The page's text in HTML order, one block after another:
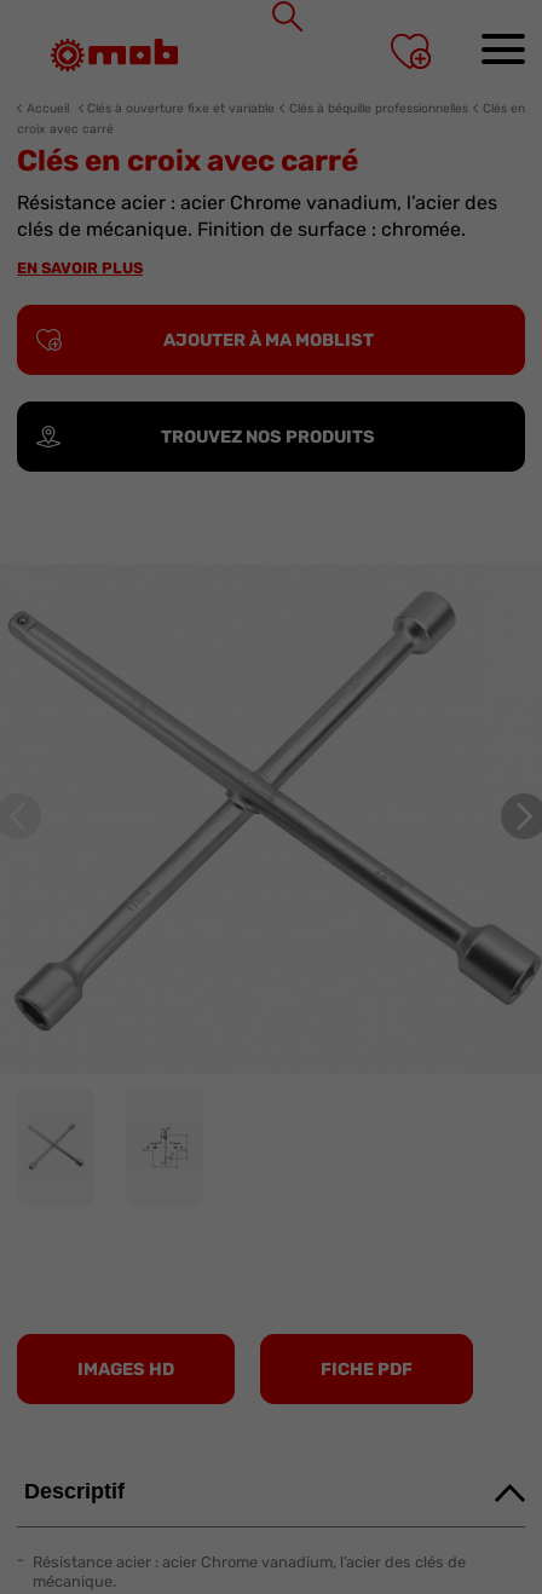
Accueil Clés à ouverture fixe et variable Clés à béquille professionnelles
Clés en
croix avec carré
Clés en croix avec carré
Résistance acier : acier Chrome vanadium, l’acier des
clés de mécanique. Finition de surface : chromée.
EN SAVOIR PLUS
AJOUTER À MA MOBLIST
TROUVEZ NOS PRODUITS
IMAGES HD FICHE PDF
Descriptif
Résistance acier : acier Chrome vanadium, l’acier des clés de
mécanique.